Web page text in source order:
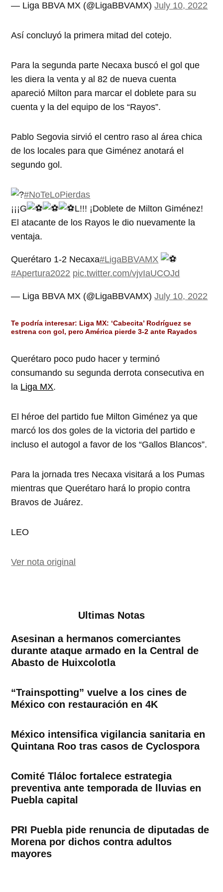
— Liga BBVA MX (@LigaBBVAMX)July 10, 2022
Así concluyó la primera mitad del cotejo.
Para la segunda parte Necaxa buscó el gol que
les diera la venta y al 82 de nueva cuenta
apareció Milton para marcar el doblete para su
cuenta y la del equipo de los “Rayos”.
Pablo Segovia sirvió el centro raso al área chica
de los locales para que Giménez anotará el
segundo gol.
#NoTeLoPierdas
¡¡¡G
L!!! ¡Doblete de Milton Giménez!
El atacante de los Rayos le dio nuevamente la
ventaja.
Querétaro 1-2 Necaxa#LigaBBVAMX
#Apertura2022 pic.twitter.com/vjvIaUCOJd
— Liga BBVA MX (@LigaBBVAMX)July 10, 2022
Te podría interesar: Liga MX: ‘Cabecita’ Rodríguez se
estrena con gol, pero América pierde 3-2 ante Rayados
Querétaro poco pudo hacer y terminó
consumando su segunda derrota consecutiva en
la Liga MX.
El héroe del partido fue Milton Giménez ya que
marcó los dos goles de la victoria del partido e
incluso el autogol a favor de los “Gallos Blancos”.
Para la jornada tres Necaxa visitará a los Pumas
mientras que Querétaro hará lo propio contra
Bravos de Juárez.
LEO
Ver nota original
Ultimas Notas
Asesinan a hermanos comerciantes
durante ataque armado en la Central de
Abasto de Huixcolotla
“Trainspotting” vuelve a los cines de
México con restauración en 4K
México intensifica vigilancia sanitaria en
Quintana Roo tras casos de Cyclospora
Comité Tláloc fortalece estrategia
preventiva ante temporada de lluvias en
Puebla capital
PRI Puebla pide renuncia de diputadas de
Morena por dichos contra adultos
mayores